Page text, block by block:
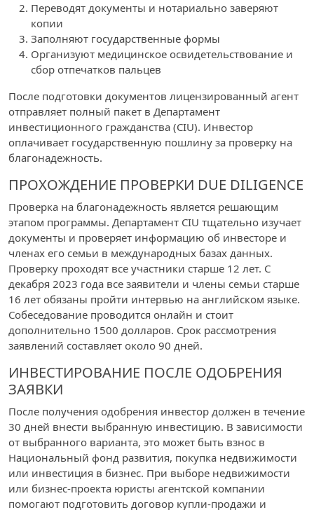
Переводят документы и нотариально заверяют
копии
Заполняют государственные формы
Организуют медицинское освидетельствование и
сбор отпечатков пальцев
После подготовки документов лицензированный агент
отправляет полный пакет в Департамент
инвестиционного гражданства (CIU). Инвестор
оплачивает государственную пошлину за проверку на
благонадежность.
ПРОХОЖДЕНИЕ ПРОВЕРКИ DUE DILIGENCE
Проверка на благонадежность является решающим
этапом программы. Департамент CIU тщательно изучает
документы и проверяет информацию об инвесторе и
членах его семьи в международных базах данных.
Проверку проходят все участники старше 12 лет. С
декабря 2023 года все заявители и члены семьи старше
16 лет обязаны пройти интервью на английском языке.
Собеседование проводится онлайн и стоит
дополнительно 1500 долларов. Срок рассмотрения
заявлений составляет около 90 дней.
ИНВЕСТИРОВАНИЕ ПОСЛЕ ОДОБРЕНИЯ
ЗАЯВКИ
После получения одобрения инвестор должен в течение
30 дней внести выбранную инвестицию. В зависимости
от выбранного варианта, это может быть взнос в
Национальный фонд развития, покупка недвижимости
или инвестиция в бизнес. При выборе недвижимости
или бизнес-проекта юристы агентской компании
помогают подготовить договор купли-продажи и